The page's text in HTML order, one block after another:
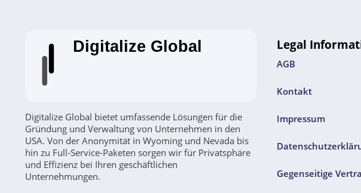
Digitalize Global
Digitalize Global bietet umfassende Lösungen für die
Gründung und Verwaltung von Unternehmen in den
USA. Von der Anonymität in Wyoming und Nevada bis
hin zu Full-Service-Paketen sorgen wir für Privatsphäre
und Effizienz bei Ihren geschäftlichen
Unternehmungen.
Legal
AGB
Kontakt
Impressum
Gegenseitige